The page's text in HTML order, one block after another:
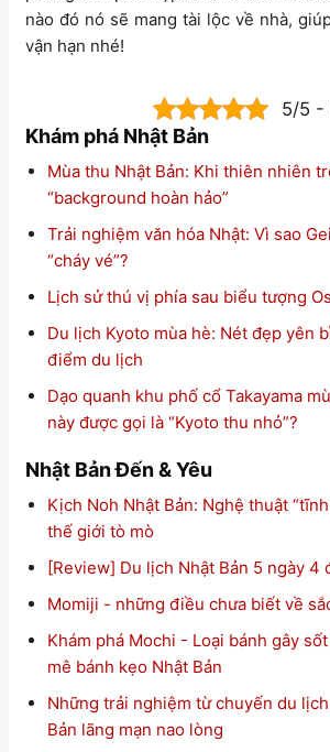
nào đó nó sẽ mang tài lộc về nhà,
vận hạn nhé!
5/5 -
Khám phá Nhật Bản
Mùa thu Nhật Bản: Khi thiên nhiên
“background hoàn hảo”
Trải nghiệm văn hóa Nhật: Vì sao
“cháy vé”?
Lịch sử thú vị phía sau biểu tượng
Du lịch Kyoto mùa hè: Nét đẹp yên
điểm du lịch
Dạo quanh khu phố cổ Takayama
này được gọi là “Kyoto thu nhỏ”?
Nhật Bản Đến & Yêu
Kịch Noh Nhật Bản: Nghệ thuật
thế giới tò mò
[Review] Du lịch Nhật Bản 5 ngày 4
Momiji - những điều chưa biết về
Khám phá Mochi - Loại bánh gây
mê bánh kẹo Nhật Bản
Những trải nghiệm từ chuyến du
Bản lãng mạn nao lòng